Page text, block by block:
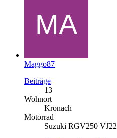
Maggo87
Beiträge
13
Wohnort
Kronach
Motorrad
Suzuki RGV250 VJ22